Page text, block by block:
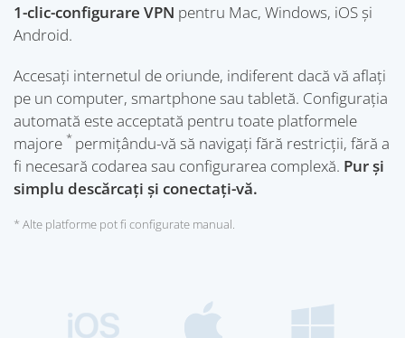
1-clic-configurare VPN pentru Mac, Windows, iOS și
Android.
Accesați internetul de oriunde, indiferent dacă vă aflați
pe un computer, smartphone sau tabletă. Configurația
automată este acceptată pentru toate platformele
majore * permițându-vă să navigați fără restricții, fără a
fi necesară codarea sau configurarea complexă. Pur și
simplu descărcați și conectați-vă.
* Alte platforme pot fi configurate manual.